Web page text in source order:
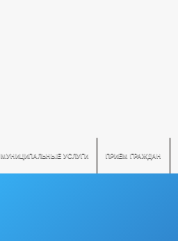
МУНИЦИПАЛЬНЫЕ УСЛУГИ ПРИЕМ ГРАЖДАН